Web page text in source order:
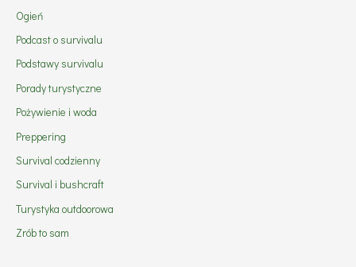
Ogień
Podcast o survivalu
Podstawy survivalu
Porady turystyczne
Pożywienie i woda
Preppering
Survival codzienny
Survival i bushcraft
Turystyka outdoorowa
Zrób to sam